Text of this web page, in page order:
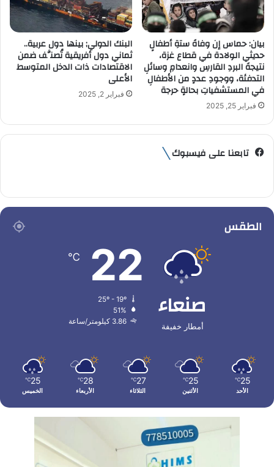
بيان: حماس إن وفاةَ ستةِ أطفالٍ
حديثي الولادة في قطاع غزة،
نتيجةَ البردِ القارسِ وانعدامِ وسائلِ
التدفئة، ووجودِ عددٍ من الأطفالِ
في المستشفياتِ بحالةٍ حرجة
فبراير 25, 2025
البنك الدولي; بينها دول عربية..
ثماني دول أفريقية تُصنَّف ضمن
الاقتصادات ذات الدخل المتوسط
الأعلى
فبراير 2, 2025
تابعنا على فيسبوك
الطقس
صنعاء
أمطار خفيفة
22
℃
51%
3.86 كيلومتر/ساعة
25
℃
الأحد
25
℃
الأثنين
27
℃
الثلاثاء
28
℃
الأربعاء
25
℃
الخميس